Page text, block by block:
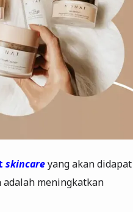
skincareyang akan didapat
adalah meningkatkan